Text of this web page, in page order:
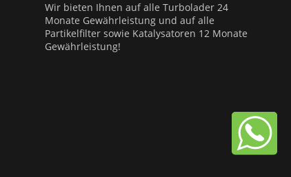
Wir bieten Ihnen auf alle Turbolader 24
Monate Gewährleistung und auf alle
Partikelfilter sowie Katalysatoren 12 Monate
Gewährleistung!